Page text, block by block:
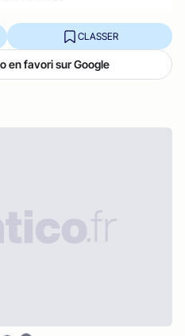
CLASSER
en favori sur Google